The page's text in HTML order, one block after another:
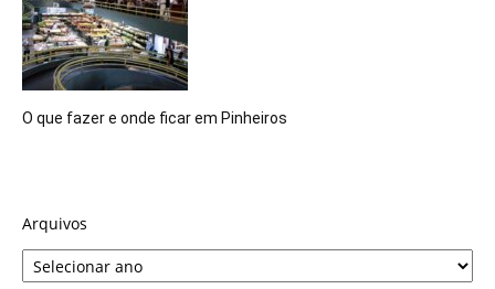
O que fazer e onde ficar em Pinheiros
Arquivos